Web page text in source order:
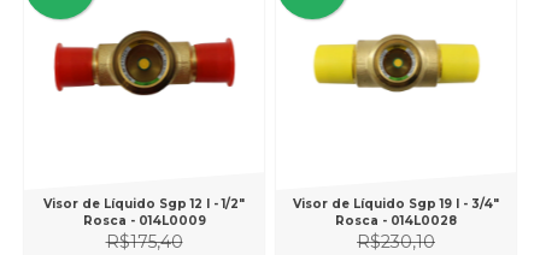
Visor de Líquido Sgp 12 I - 1/2"
Rosca - 014L0009
R$175,40
Visor de Líquido Sgp 19 I - 3/4"
Rosca - 014L0028
R$230,10